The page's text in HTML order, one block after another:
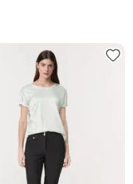
ДОСТАВКА
ДОСТАВКА
ТОВАРА ПРИ